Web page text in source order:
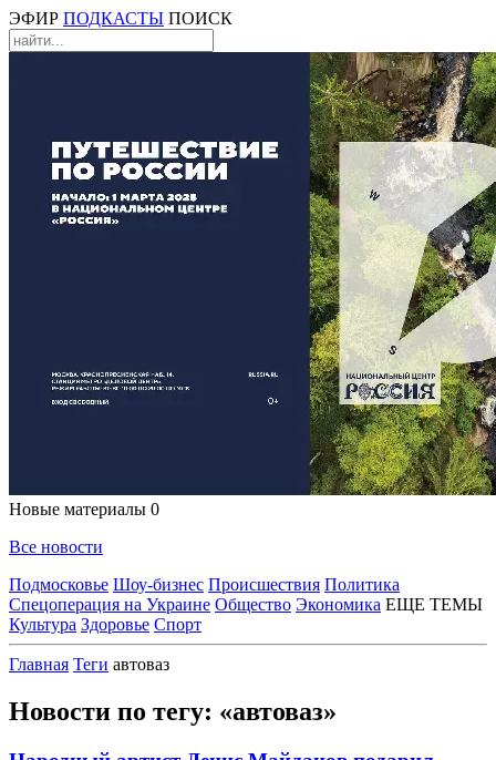
ЭФИР ПОДКАСТЫ ПОИСК
Новые материалы 0
Все новости
Подмосковье Шоу-бизнес Происшествия Политика
Спецоперация на Украине Общество Экономика ЕЩЕ ТЕМЫ
Культура Здоровье Спорт
Главная Теги автоваз
Новости по тегу: «автоваз»